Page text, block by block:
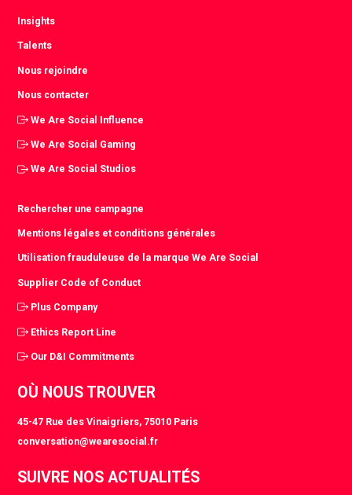
Insights
Talents
Nous rejoindre
Nous contacter
We Are Social Influence
We Are Social Gaming
We Are Social Studios
Rechercher une campagne
Mentions légales et conditions générales
Utilisation frauduleuse de la marque We Are Social
Supplier Code of Conduct
Plus Company
Ethics Report Line
Our D&I Commitments
OÙ NOUS TROUVER
45-47 Rue des Vinaigriers, 75010 Paris
conversation@wearesocial.fr
SUIVRE NOS ACTUALITÉS